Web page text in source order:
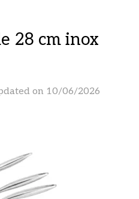
28 cm inox
on 10/06/2026